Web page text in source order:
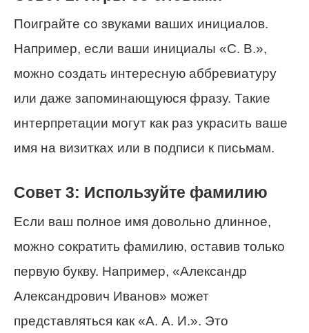
Поиграйте со звуками ваших инициалов.
Например, если ваши инициалы «С. В.»,
можно создать интересную аббревиатуру
или даже запоминающуюся фразу. Такие
интерпретации могут как раз украсить ваше
имя на визитках или в подписи к письмам.
Совет 3: Используйте фамилию
Если ваш полное имя довольно длинное,
можно сократить фамилию, оставив только
первую букву. Например, «Александр
Александрович Иванов» может
представляться как «А. А. И.». Это